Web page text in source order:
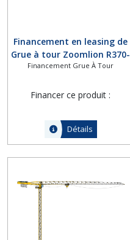
Financement en leasing de
Grue à tour Zoomlion R370-
20RB
Financement Grue À Tour
Financer ce produit :
Détails